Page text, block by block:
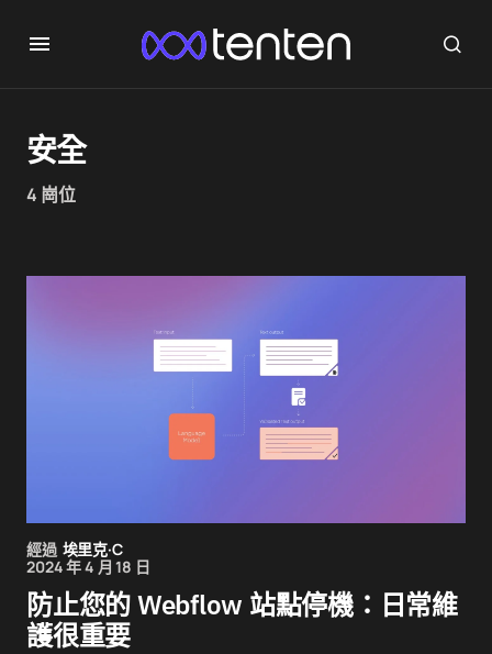
安全
4 崗位
經過 埃里克·C
2024 年 4 月 18 日
防止您的 Webflow 站點停機：日常維
護很重要